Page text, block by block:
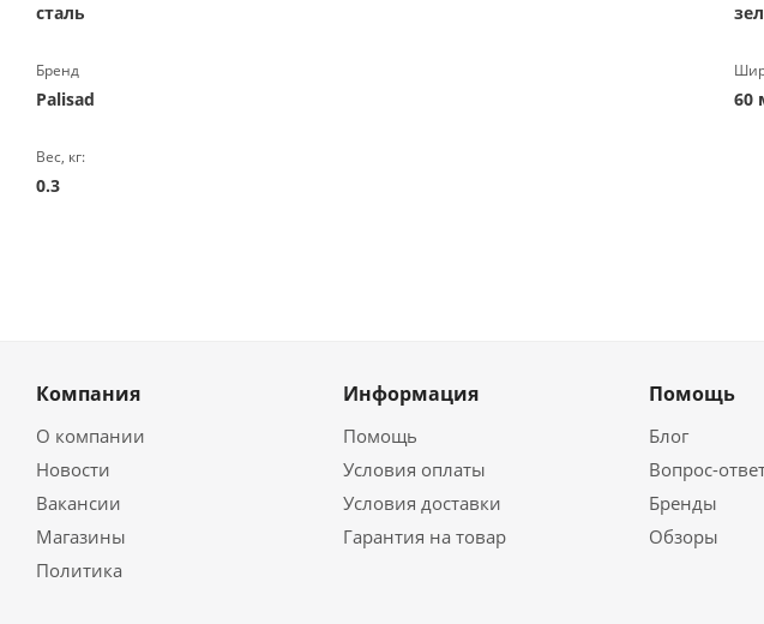
сталь
Бренд
Palisad 60
Вес, кг:
0.3
Компания
О компании
Новости
Вакансии
Магазины
Политика
Информация
Помощь
Условия оплаты
Условия доставки
Гарантия на товар
Помощь
Блог
Вопрос-
Бренды
Обзоры